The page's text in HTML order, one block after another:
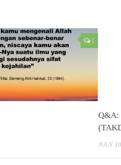
1
Q&A:
JULY